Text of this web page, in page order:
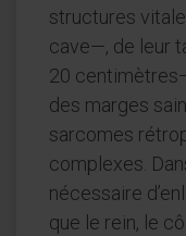
structures
cave—, de leur
20
des marges
sarcomes
complexes.
nécessaire
que le rein, le